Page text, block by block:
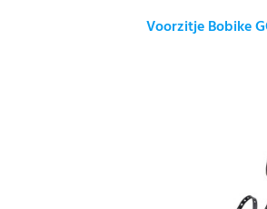
Voorzitje Bobike